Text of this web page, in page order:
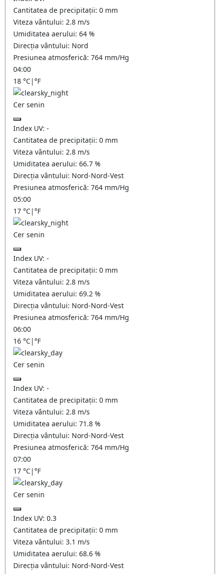
Cantitatea de precipitații: 0 mm
Viteza vântului: 2.8 m/s
Umiditatea aerului: 64 %
Direcția vântului: Nord
Presiunea atmosferică: 764 mm/Hg
04:00
18 °C|°F
Cer senin
Index UV: -
Cantitatea de precipitații: 0 mm
Viteza vântului: 2.8 m/s
Umiditatea aerului: 66.7 %
Direcția vântului: Nord-Nord-Vest
Presiunea atmosferică: 764 mm/Hg
05:00
17 °C|°F
Cer senin
Index UV: -
Cantitatea de precipitații: 0 mm
Viteza vântului: 2.8 m/s
Umiditatea aerului: 69.2 %
Direcția vântului: Nord-Nord-Vest
Presiunea atmosferică: 764 mm/Hg
06:00
16 °C|°F
Cer senin
Index UV: -
Cantitatea de precipitații: 0 mm
Viteza vântului: 2.8 m/s
Umiditatea aerului: 71.8 %
Direcția vântului: Nord-Nord-Vest
Presiunea atmosferică: 764 mm/Hg
07:00
17 °C|°F
Cer senin
Index UV: 0.3
Cantitatea de precipitații: 0 mm
Viteza vântului: 3.1 m/s
Umiditatea aerului: 68.6 %
Direcția vântului: Nord-Nord-Vest